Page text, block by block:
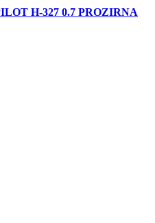
H-327 0.7 PROZIRNA